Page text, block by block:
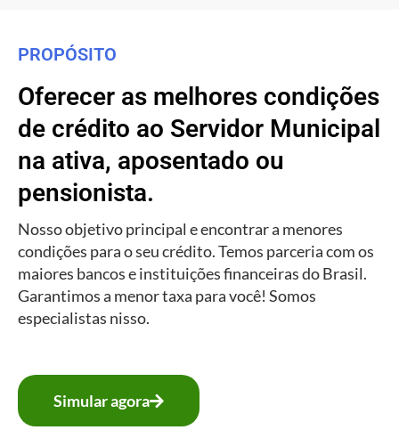
PROPÓSITO
Oferecer as melhores condições
de crédito ao Servidor Municipal
na ativa, aposentado ou
pensionista.
Nosso objetivo principal e encontrar a menores
condições para o seu crédito. Temos parceria com os
maiores bancos e instituições financeiras do Brasil.
Garantimos a menor taxa para você! Somos
especialistas nisso.
Simular agora